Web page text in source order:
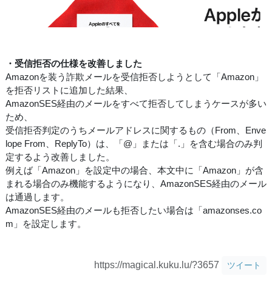
・受信拒否の仕様を改善しました
Amazonを装う詐欺メールを受信拒否しようとして「Amazon」
を拒否リストに追加した結果、
AmazonSES経由のメールをすべて拒否してしまうケースが多い
ため、
受信拒否判定のうちメールアドレスに関するもの（From、Enve
lope From、ReplyTo）は、「@」または「.」を含む場合のみ判
定するよう改善しました。
例えば「Amazon」を設定中の場合、本文中に「Amazon」が含
まれる場合のみ機能するようになり、AmazonSES経由のメール
は通過します。
AmazonSES経由のメールも拒否したい場合は「amazonses.co
m」を設定します。
https://magical.kuku.lu/?3657 ツイート